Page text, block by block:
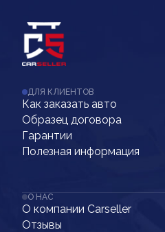
ДЛЯ КЛИЕНТОВ
Как заказать авто
Образец договора
Гарантии
Полезная информация
О НАС
О компании Carseller
Отзывы